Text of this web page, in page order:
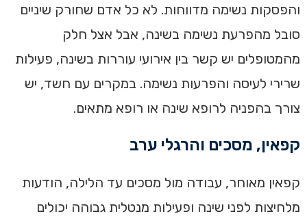
והפסקות נשימה מדווחות. לא כל אדם שחורק שיניים
סובל מהפרעת נשימה בשינה, אבל אצל חלק
מהמטופלים יש קשר בין אירועי עוררות בשינה, פעילות
שרירי לעיסה והפרעות נשימה. במקרים עם חשד, יש
צורך בהפניה לרופא שינה או רופא מתאים.
קפאין, מסכים והרגלי ערב
קפאין מאוחר, עבודה מול מסכים עד הלילה, הודעות
מלחיצות לפני שינה ופעילות מנטלית גבוהה יכולים